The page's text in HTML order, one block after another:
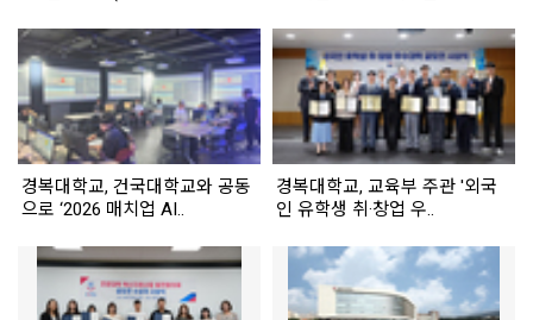
경복대학교, 건국대학교와 공동
으로 ‘2026 매치업 AI..
경복대학교, 교육부 주관 '외국
인 유학생 취·창업 우..